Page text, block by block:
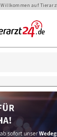
Willkommen auf